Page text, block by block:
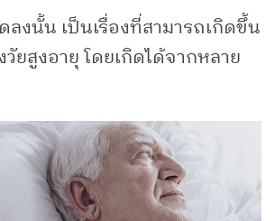
ลงนั้น เป็นเรื่องที่สามารถเกิดขึ้น
วัยสูงอายุ โดยเกิดได้จากหลาย